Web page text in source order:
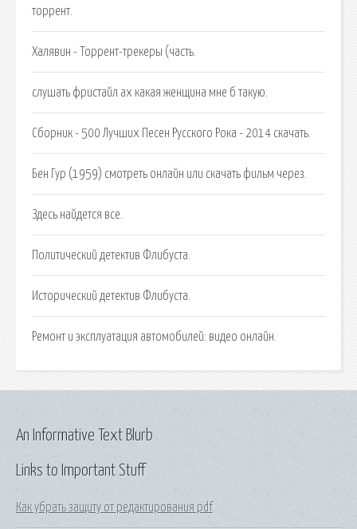
торрент.
Халявин - Торрент-трекеры (часть.
слушать фристайл ах какая женщина мне б такую.
Сборник - 500 Лучших Песен Русского Рока - 2014 скачать.
Бен Гур (1959) смотреть онлайн или скачать фильм через.
Здесь найдется все.
Политический детектив Флибуста.
Исторический детектив Флибуста.
Ремонт и эксплуатация автомобилей: видео онлайн.
Links to Important Stuff
Как убрать защиту от редактирования pdf
An Informative Text Blurb